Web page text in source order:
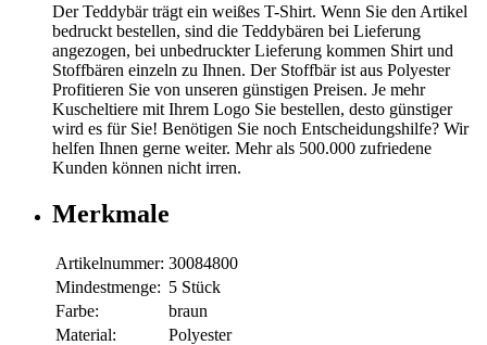
Der Teddybär trägt ein weißes T-Shirt. Wenn Sie den Artikel
bedruckt bestellen, sind die Teddybären bei Lieferung
angezogen, bei unbedruckter Lieferung kommen Shirt und
Stoffbären einzeln zu Ihnen. Der Stoffbär ist aus Polyester
Profitieren Sie von unseren günstigen Preisen. Je mehr
Kuscheltiere mit Ihrem Logo Sie bestellen, desto günstiger
wird es für Sie! Benötigen Sie noch Entscheidungshilfe? Wir
helfen Ihnen gerne weiter. Mehr als 500.000 zufriedene
Kunden können nicht irren.
Merkmale
Artikelnummer: 30084800
Mindestmenge: 5 Stück
Farbe:
braun
Material:
Polyester